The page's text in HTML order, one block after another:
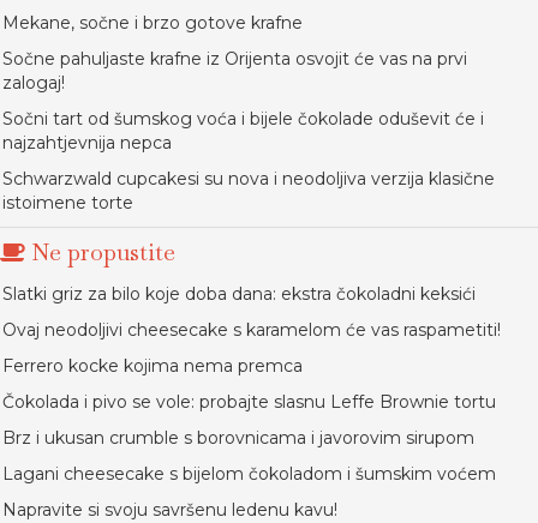
Mekane, sočne i brzo gotove krafne
Sočne pahuljaste krafne iz Orijenta osvojit će vas na prvi
zalogaj!
Sočni tart od šumskog voća i bijele čokolade oduševit će i
najzahtjevnija nepca
Schwarzwald cupcakesi su nova i neodoljiva verzija klasične
istoimene torte
Ne propustite
Slatki griz za bilo koje doba dana: ekstra čokoladni keksići
Ovaj neodoljivi cheesecake s karamelom će vas raspametiti!
Ferrero kocke kojima nema premca
Čokolada i pivo se vole: probajte slasnu Leffe Brownie tortu
Brz i ukusan crumble s borovnicama i javorovim sirupom
Lagani cheesecake s bijelom čokoladom i šumskim voćem
Napravite si svoju savršenu ledenu kavu!